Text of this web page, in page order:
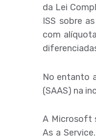
da Lei
ISS sobre
com
No entanto
(SAAS) na
A Microsoft
As a